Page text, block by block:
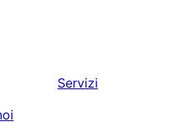
Servizi